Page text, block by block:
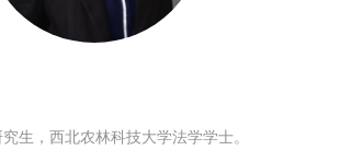
生，西北农林科技大学法学学士。